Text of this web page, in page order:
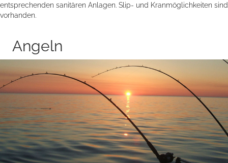
entsprechenden sanitären Anlagen. Slip- und Kranmöglichkeiten sind
vorhanden.
Angeln